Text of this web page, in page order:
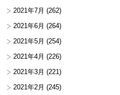
2021年7月 (262)
2021年6月 (264)
2021年5月 (254)
2021年4月 (226)
2021年3月 (221)
2021年2月 (245)